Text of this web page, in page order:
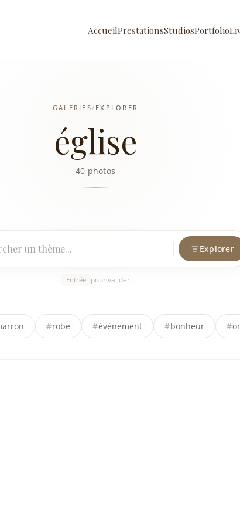
AccueilPrestationsStudiosPortfolio
GALERIES/ EXPLORER
église
40 photos
Explorer
Entrée pour valider
#robe #événement #bonheur #